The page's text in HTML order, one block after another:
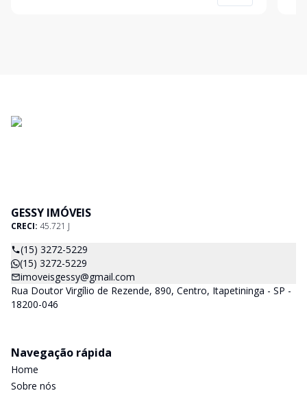
GESSY IMÓVEIS
CRECI: 45.721 J
(15) 3272-5229
(15) 3272-5229
imoveisgessy@gmail.com
Rua Doutor Virgílio de Rezende, 890, Centro, Itapetininga - SP -
18200-046
Navegação rápida
Home
Sobre nós